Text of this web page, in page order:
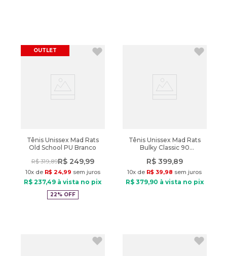
OUTLET
Tênis Unissex Mad Rats
Old School PU Branco
R$ 319,89R$ 249,99
10x de R$ 24,99 sem juros
R$ 237,49 à vista no pix
22%OFF
Tênis Unissex Mad Rats
Bulky Classic 90
R$ 399,89
10x de R$ 39,98 sem juros
R$ 379,90 à vista no pix